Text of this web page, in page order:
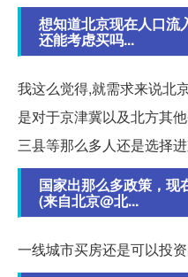
想知道北京现在人口流
还能考虑买吗...
我这么觉得,就需求来说北
是对于京津冀以及北方其
三县等那么多人还是选择进
国家出那么多政策，现
(来自北京@北...
一线城市买房还是可以投